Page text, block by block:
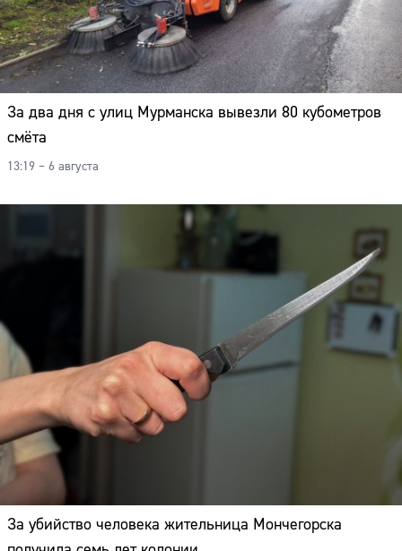
За два дня с улиц Мурманска вывезли 80 кубометров
смёта
13:19 – 6 августа
За убийство человека жительница Мончегорска
Сайт: